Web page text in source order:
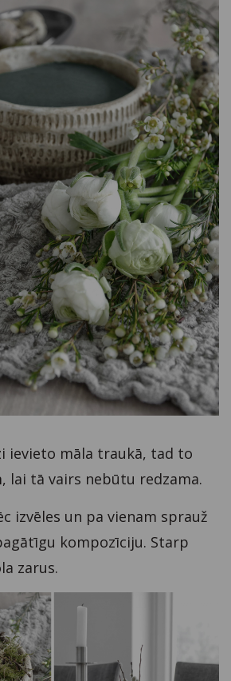
ievieto māla traukā, tad to
lai tā vairs nebūtu redzama.
izvēles un pa vienam sprauž
kompozīciju. Starp
zarus.